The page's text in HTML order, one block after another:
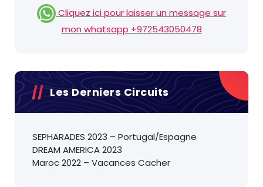
Cliquez ici pour laisser un message sur
mon whatsapp +972543050478
Les Derniers Circuits
SEPHARADES 2023 – Portugal/Espagne
DREAM AMERICA 2023
Maroc 2022 – Vacances Cacher